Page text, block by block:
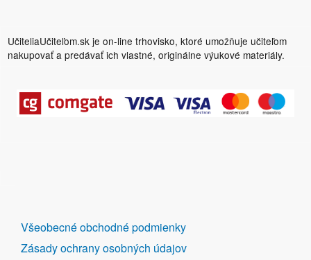
UčiteliaUčiteľom.sk je on-line trhovisko, ktoré umožňuje učiteľom
nakupovať a predávať ich vlastné, originálne výukové materiály.
DALŠÍ
ODKAZY
Všeobecné obchodné podmienky
Zásady ochrany osobných údajov